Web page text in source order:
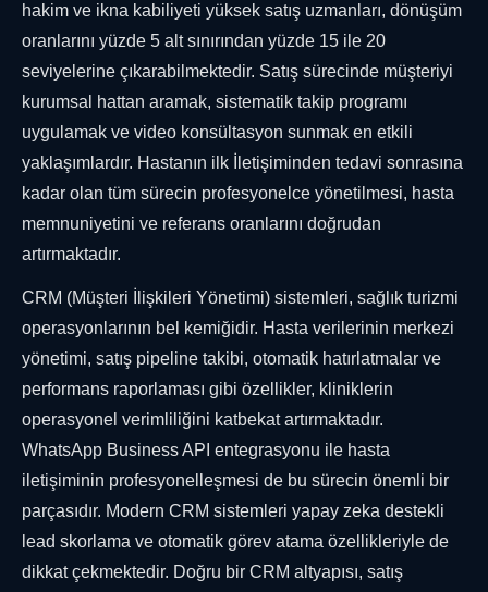
hakim ve ikna kabiliyeti yüksek satış uzmanları, dönüşüm
oranlarını yüzde 5 alt sınırından yüzde 15 ile 20
seviyelerine çıkarabilmektedir. Satış sürecinde müşteriyi
kurumsal hattan aramak, sistematik takip programı
uygulamak ve video konsültasyon sunmak en etkili
yaklaşımlardır. Hastanın ilk İletişiminden tedavi sonrasına
kadar olan tüm sürecin profesyonelce yönetilmesi, hasta
memnuniyetini ve referans oranlarını doğrudan
artırmaktadır.
CRM (Müşteri İlişkileri Yönetimi) sistemleri, sağlık turizmi
operasyonlarının bel kemiğidir. Hasta verilerinin merkezi
yönetimi, satış pipeline takibi, otomatik hatırlatmalar ve
performans raporlaması gibi özellikler, kliniklerin
operasyonel verimliliğini katbekat artırmaktadır.
WhatsApp Business API entegrasyonu ile hasta
iletişiminin profesyonelleşmesi de bu sürecin önemli bir
parçasıdır. Modern CRM sistemleri yapay zeka destekli
lead skorlama ve otomatik görev atama özellikleriyle de
dikkat çekmektedir. Doğru bir CRM altyapısı, satış